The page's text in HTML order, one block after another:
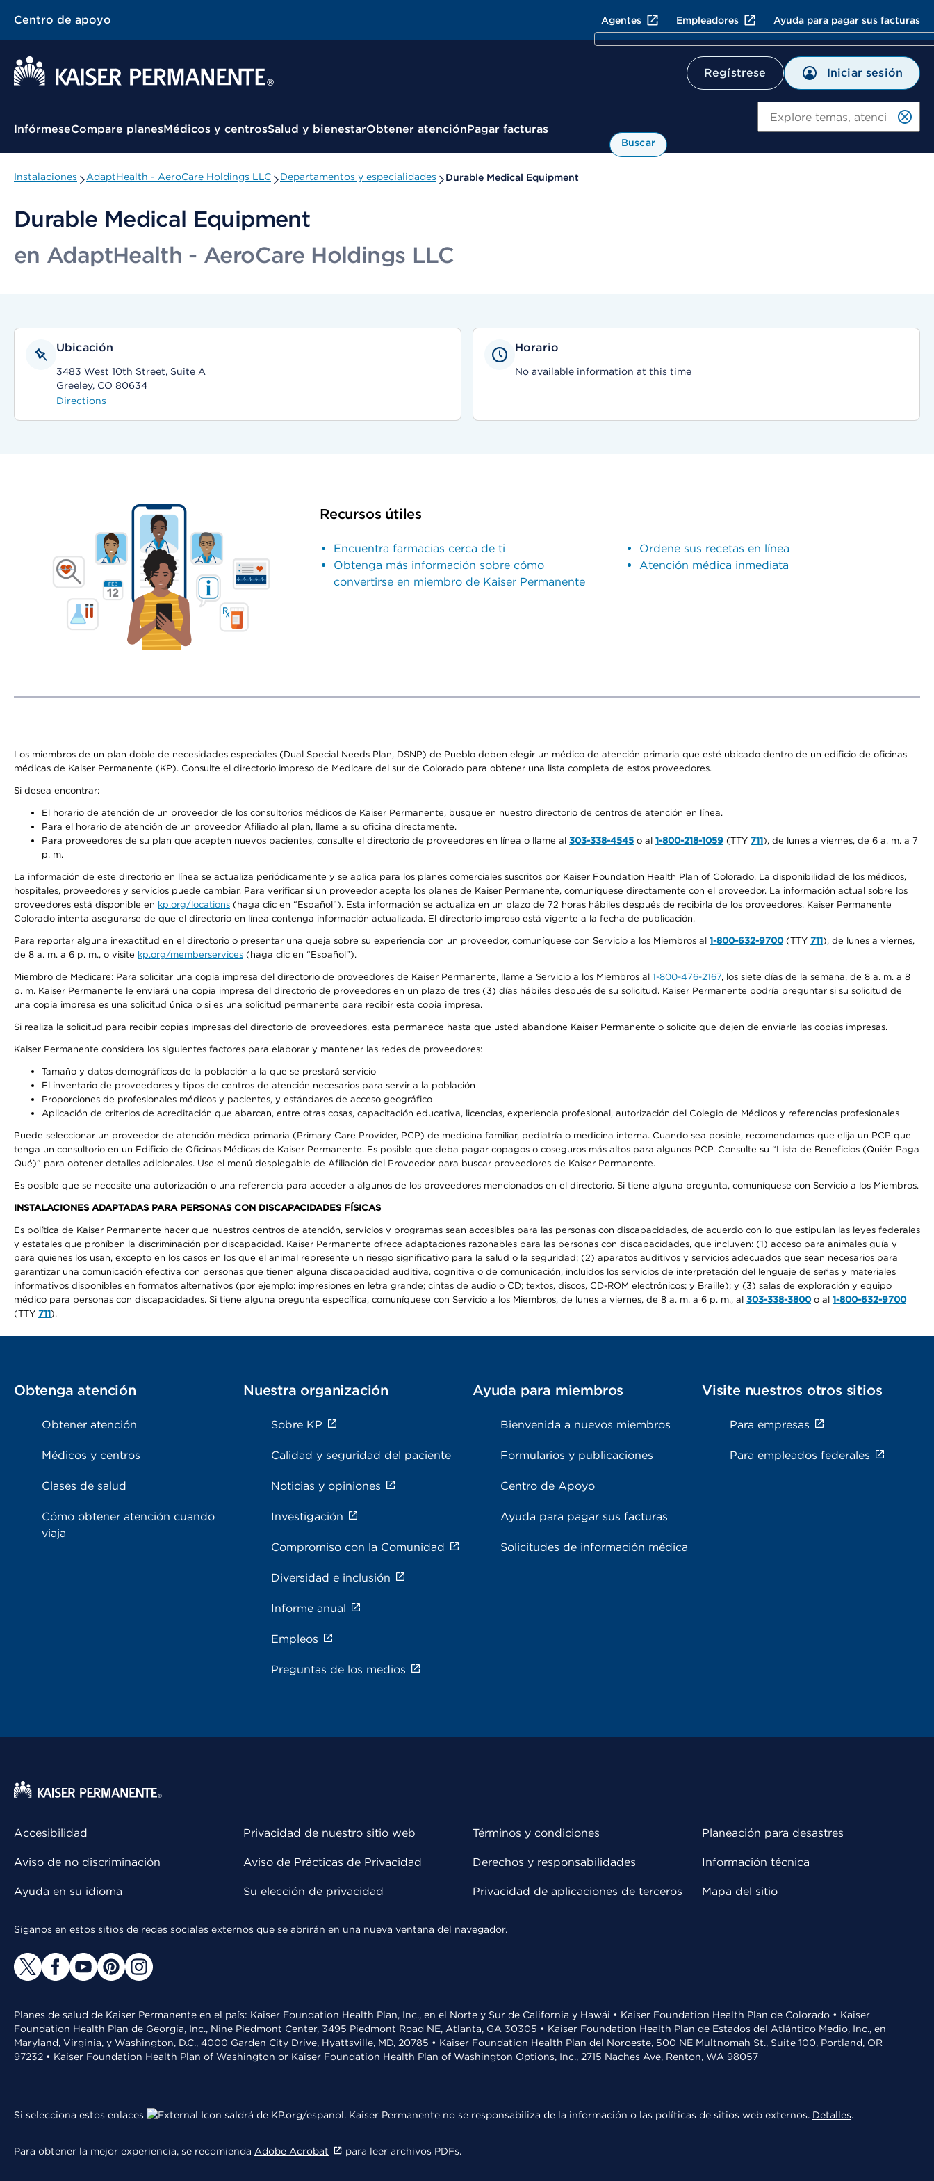
Centro de apoyo Agentes Empleadores Ayuda para pagar sus facturas
Regístrese Iniciar sesión
Menú contextual
InfórmeseCompare planesMédicos y centrosSalud y bienestarObtener atenciónPagar facturas
Buscar
Instalaciones AdaptHealth - AeroCare Holdings LLC Departamentos y especialidades Durable Medical Equipment
Durable Medical Equipment
en AdaptHealth - AeroCare Holdings LLC
Ubicación
3483 West 10th Street, Suite A
Greeley, CO 80634
Directions
Horario
No available information at this time
Recursos útiles
Encuentra farmacias cerca de ti
Obtenga más información sobre cómo
convertirse en miembro de Kaiser Permanente
Ordene sus recetas en línea
Atención médica inmediata
Los miembros de un plan doble de necesidades especiales (Dual Special Needs Plan, DSNP) de Pueblo deben elegir un médico de atención primaria que esté ubicado dentro de un edificio de oficinas
médicas de Kaiser Permanente (KP). Consulte el directorio impreso de Medicare del sur de Colorado para obtener una lista completa de estos proveedores.
Si desea encontrar:
El horario de atención de un proveedor de los consultorios médicos de Kaiser Permanente, busque en nuestro directorio de centros de atención en línea.
Para el horario de atención de un proveedor Afiliado al plan, llame a su oficina directamente.
Para proveedores de su plan que acepten nuevos pacientes, consulte el directorio de proveedores en línea o llame al 303-338-4545 o al 1-800-218-1059 (TTY 711), de lunes a viernes, de 6 a. m. a 7
p. m.
La información de este directorio en línea se actualiza periódicamente y se aplica para los planes comerciales suscritos por Kaiser Foundation Health Plan of Colorado. La disponibilidad de los médicos,
hospitales, proveedores y servicios puede cambiar. Para verificar si un proveedor acepta los planes de Kaiser Permanente, comuníquese directamente con el proveedor. La información actual sobre los
proveedores está disponible en kp.org/locations (haga clic en “Español”). Esta información se actualiza en un plazo de 72 horas hábiles después de recibirla de los proveedores. Kaiser Permanente
Colorado intenta asegurarse de que el directorio en línea contenga información actualizada. El directorio impreso está vigente a la fecha de publicación.
Para reportar alguna inexactitud en el directorio o presentar una queja sobre su experiencia con un proveedor, comuníquese con Servicio a los Miembros al 1-800-632-9700(TTY 711), de lunes a viernes,
de 8 a. m. a 6 p. m., o visite kp.org/memberservices (haga clic en “Español”).
Miembro de Medicare: Para solicitar una copia impresa del directorio de proveedores de Kaiser Permanente, llame a Servicio a los Miembros al 1-800-476-2167, los siete días de la semana, de 8 a. m. a 8
p. m. Kaiser Permanente le enviará una copia impresa del directorio de proveedores en un plazo de tres (3) días hábiles después de su solicitud. Kaiser Permanente podría preguntar si su solicitud de
una copia impresa es una solicitud única o si es una solicitud permanente para recibir esta copia impresa.
Si realiza la solicitud para recibir copias impresas del directorio de proveedores, esta permanece hasta que usted abandone Kaiser Permanente o solicite que dejen de enviarle las copias impresas.
Kaiser Permanente considera los siguientes factores para elaborar y mantener las redes de proveedores:
Tamaño y datos demográficos de la población a la que se prestará servicio
El inventario de proveedores y tipos de centros de atención necesarios para servir a la población
Proporciones de profesionales médicos y pacientes, y estándares de acceso geográfico
Aplicación de criterios de acreditación que abarcan, entre otras cosas, capacitación educativa, licencias, experiencia profesional, autorización del Colegio de Médicos y referencias profesionales
Puede seleccionar un proveedor de atención médica primaria (Primary Care Provider, PCP) de medicina familiar, pediatría o medicina interna. Cuando sea posible, recomendamos que elija un PCP que
tenga un consultorio en un Edificio de Oficinas Médicas de Kaiser Permanente. Es posible que deba pagar copagos o coseguros más altos para algunos PCP. Consulte su “Lista de Beneficios (Quién Paga
Qué)” para obtener detalles adicionales. Use el menú desplegable de Afiliación del Proveedor para buscar proveedores de Kaiser Permanente.
Es posible que se necesite una autorización o una referencia para acceder a algunos de los proveedores mencionados en el directorio. Si tiene alguna pregunta, comuníquese con Servicio a los Miembros.
INSTALACIONES ADAPTADAS PARA PERSONAS CON DISCAPACIDADES FÍSICAS
Es política de Kaiser Permanente hacer que nuestros centros de atención, servicios y programas sean accesibles para las personas con discapacidades, de acuerdo con lo que estipulan las leyes federales
y estatales que prohíben la discriminación por discapacidad. Kaiser Permanente ofrece adaptaciones razonables para las personas con discapacidades, que incluyen: (1) acceso para animales guía y
para quienes los usan, excepto en los casos en los que el animal represente un riesgo significativo para la salud o la seguridad; (2) aparatos auditivos y servicios adecuados que sean necesarios para
garantizar una comunicación efectiva con personas que tienen alguna discapacidad auditiva, cognitiva o de comunicación, incluidos los servicios de interpretación del lenguaje de señas y materiales
informativos disponibles en formatos alternativos (por ejemplo: impresiones en letra grande; cintas de audio o CD; textos, discos, CD-ROM electrónicos; y Braille); y (3) salas de exploración y equipo
médico para personas con discapacidades. Si tiene alguna pregunta específica, comuníquese con Servicio a los Miembros, de lunes a viernes, de 8 a. m. a 6 p. m., al 303-338-3800o al 1-800-632-9700
(TTY 711).
Obtenga atención
Obtener atención
Médicos y centros
Clases de salud
Cómo obtener atención cuando
viaja
Nuestra organización
Sobre KP
Calidad y seguridad del paciente
Noticias y opiniones
Investigación
Compromiso con la Comunidad
Diversidad e inclusión
Informe anual
Empleos
Preguntas de los medios
Ayuda para miembros
Bienvenida a nuevos miembros
Formularios y publicaciones
Centro de Apoyo
Ayuda para pagar sus facturas
Solicitudes de información médica
Visite nuestros otros sitios
Para empresas
Para empleados federales
Accesibilidad
Aviso de no discriminación
Ayuda en su idioma
Privacidad de nuestro sitio web
Aviso de Prácticas de Privacidad
Su elección de privacidad
Términos y condiciones
Derechos y responsabilidades
Privacidad de aplicaciones de terceros
Planeación para desastres
Información técnica
Mapa del sitio
Síganos en estos sitios de redes sociales externos que se abrirán en una nueva ventana del navegador.
Planes de salud de Kaiser Permanente en el país: Kaiser Foundation Health Plan, Inc., en el Norte y Sur de California y Hawái • Kaiser Foundation Health Plan de Colorado • Kaiser
Foundation Health Plan de Georgia, Inc., Nine Piedmont Center, 3495 Piedmont Road NE, Atlanta, GA 30305 • Kaiser Foundation Health Plan de Estados del Atlántico Medio, Inc., en
Maryland, Virginia, y Washington, D.C., 4000 Garden City Drive, Hyattsville, MD, 20785 • Kaiser Foundation Health Plan del Noroeste, 500 NE Multnomah St., Suite 100, Portland, OR
97232 • Kaiser Foundation Health Plan of Washington or Kaiser Foundation Health Plan of Washington Options, Inc., 2715 Naches Ave, Renton, WA 98057
Si selecciona estos enlaces saldrá de KP.org/espanol. Kaiser Permanente no se responsabiliza de la información o las políticas de sitios web externos. Detalles.
Para obtener la mejor experiencia, se recomienda Adobe Acrobat para leer archivos PDFs.